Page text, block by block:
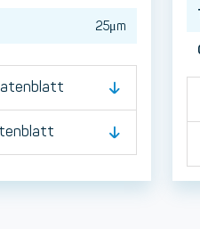
25μm